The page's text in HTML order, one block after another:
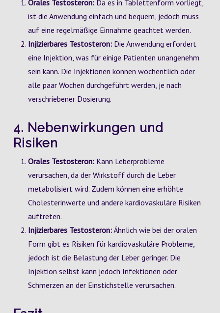
Orales Testosteron:Da es in Tablettenform vorliegt,
ist die Anwendung einfach und bequem, jedoch muss
auf eine regelmäßige Einnahme geachtet werden.
Injizierbares Testosteron:Die Anwendung erfordert
eine Injektion, was für einige Patienten unangenehm
sein kann. Die Injektionen können wöchentlich oder
alle paar Wochen durchgeführt werden, je nach
verschriebener Dosierung.
4. Nebenwirkungen und
Risiken
Orales Testosteron:Kann Leberprobleme
verursachen, da der Wirkstoff durch die Leber
metabolisiert wird. Zudem können eine erhöhte
Cholesterinwerte und andere kardiovaskuläre Risiken
auftreten.
Injizierbares Testosteron:Ähnlich wie bei der oralen
Form gibt es Risiken für kardiovaskuläre Probleme,
jedoch ist die Belastung der Leber geringer. Die
Injektion selbst kann jedoch Infektionen oder
Schmerzen an der Einstichstelle verursachen.